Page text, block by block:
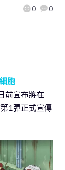
0 0
胞
前宣布將在
1彈正式宣傳